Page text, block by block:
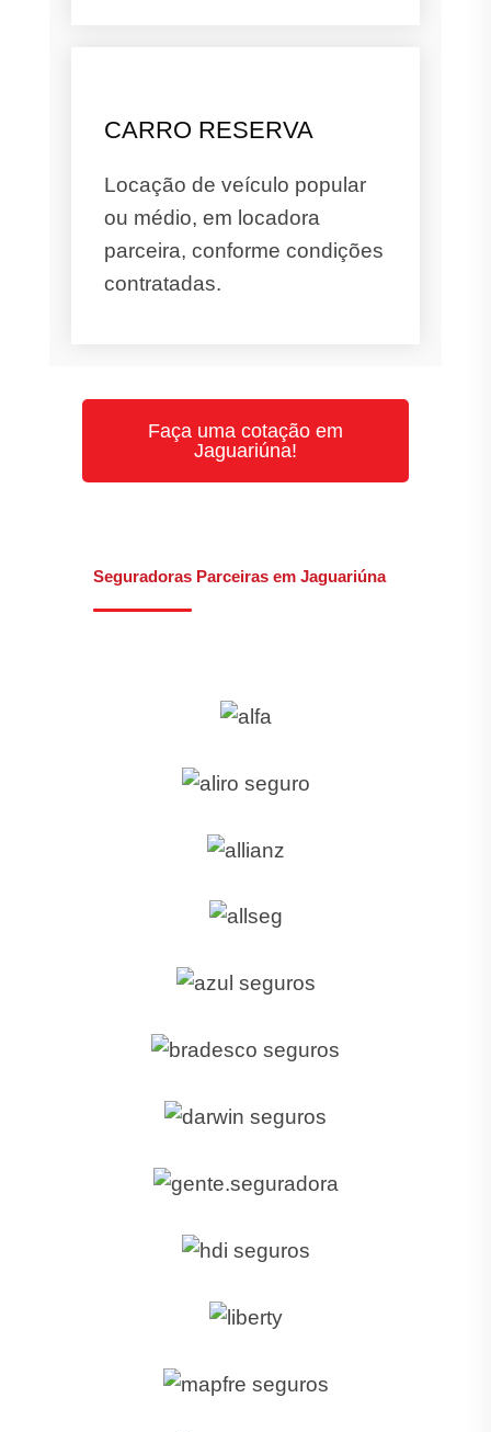
CARRO RESERVA
Locação de veículo popular
ou médio, em locadora
parceira, conforme condições
contratadas.
Faça uma cotação em
Jaguariúna!
Seguradoras Parceiras em Jaguariúna